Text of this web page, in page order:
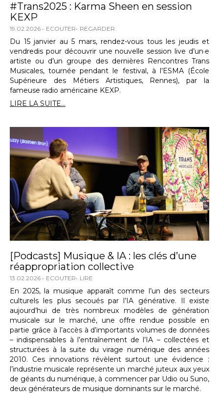
#Trans2025 : Karma Sheen en session
KEXP
19.02.2026 ECOUTER REGARDER
Du 15 janvier au 5 mars, rendez-vous tous les jeudis et
vendredis pour découvrir une nouvelle session live d’un·e
artiste ou d’un groupe des dernières Rencontres Trans
Musicales, tournée pendant le festival, à l’ESMA (École
Supérieure des Métiers Artistiques, Rennes), par la
fameuse radio américaine KEXP.
LIRE LA SUITE...
[Podcasts] Musique & IA : les clés d’une
réappropriation collective
13.02.2026 ECOUTER LIRE
En 2025, la musique apparaît comme l’un des secteurs
culturels les plus secoués par l’IA générative. Il existe
aujourd’hui de très nombreux modèles de génération
musicale sur le marché, une offre rendue possible en
partie grâce à l’accès à d’importants volumes de données
– indispensables à l’entraînement de l’IA – collectées et
structurées à la suite du virage numérique des années
2010. Ces innovations révèlent surtout une évidence :
l’industrie musicale représente un marché juteux aux yeux
de géants du numérique, à commencer par Udio ou Suno,
deux générateurs de musique dominants sur le marché.